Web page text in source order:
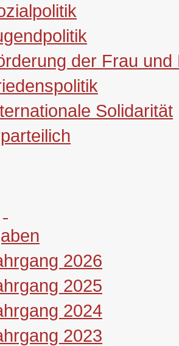
der Frau und
Solidarität
2026
2025
2024
2023